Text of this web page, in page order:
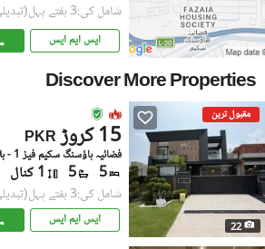
شامل کی:3 ہفتے پہل (تبدیلی
ایس ایم ایس
Discover More Properties
مقبول ترین
22
PKR 15 کروڑ
5
5 1 کنال
شامل کی:3 ہفتے پہل (تبدیلی
ایس ایم ایس